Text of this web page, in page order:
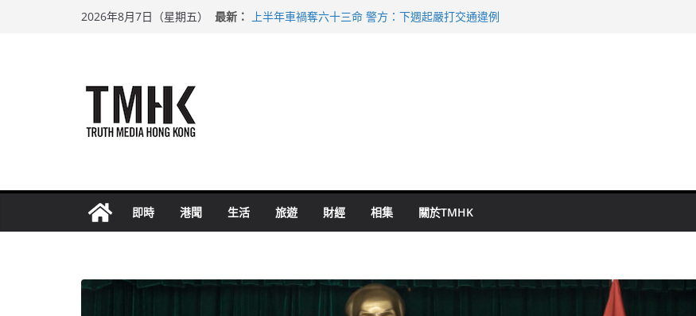
2026年8月7日（星期五） 最新：
上半年車禍奪六十三命 警方：下週起嚴打交通違例
即時 港聞 生活 旅遊 財經 相集 關於TMHK